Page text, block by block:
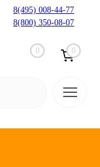
8(495) 008-44-77
8(800) 350-08-07
0 0